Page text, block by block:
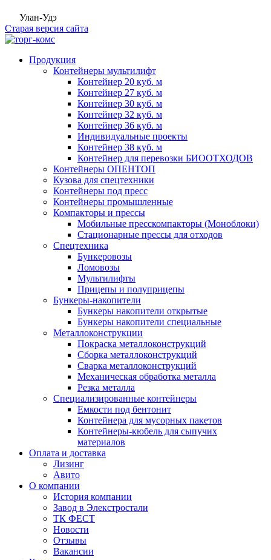
Улан-Удэ
Старая версия сайта
Продукция
Контейнеры мультилифт
Контейнер 20 куб. м
Контейнер 27 куб. м
Контейнер 30 куб. м
Контейнер 32 куб. м
Контейнер 36 куб. м
Индивидуальные проекты
Контейнер 38 куб. м
Контейнер для перевозки БИООТХОДОВ
Контейнеры ОПЕНТОП
Кузова для спецтехники
Контейнеры под пресс
Контейнеры промышленные
Компакторы и прессы
Мобильные пресскомпакторы (Моноблоки)
Стационарные прессы для отходов
Спецтехника
Бункеровозы
Ломовозы
Мультилифты
Прицепы и полуприцепы
Бункеры-накопители
Бункеры накопители открытые
Бункеры накопители специальные
Металлоконструкции
Покраска металлоконструкций
Сборка металлоконструкций
Сварка металлоконструкций
Механическая обработка металла
Резка металла
Специализированные контейнеры
Емкости под бентонит
Контейнера для мусорных пакетов
Контейнеры-кюбель для сыпучих
материалов
Оплата и доставка
Лизинг
Авито
О компании
История компании
Завод в Элекстростали
ТК ФЕСТ
Новости
Отзывы
Вакансии